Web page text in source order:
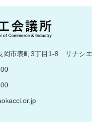
市表町3丁目1-8 リナシ